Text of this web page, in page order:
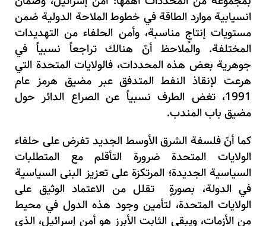
انسيابية موارد الطاقة في خطوط الملاحة الدولية ضمن
مستويات إنتاجٍ مناسبة، وأمن الحلفاء من التهديدات
المختلفة. والملاحظ أنّ هنالك تراجعاً نسبياً في
جوهرية بعض هذه المحددات، فالولايات المتحدة التي
هرعت لإنقاذ النفط المتدفق عبر مضيق هرمز عام
1991، تغض الطرف نسبياً عن الصراع الدائر حول
مضيق باب المندب.
كما أنّ فلسفة الشرق الأوسط الجديد تفرض على حلفاء
الولايات المتحدة ضرورة التأقلم مع المتطلبات
السياسية الجديدة؛ المرتكزة على تعزيز البنى السياسية
في الدولة، بصورةٍ تقلل من الاعتماد الوثيق على
الولايات المتحدة، لتأمين وجود هذه الدول في محيط
من الأزمات، ويبقى الثابت الأبرز هو أمن إسرائيل، الذي